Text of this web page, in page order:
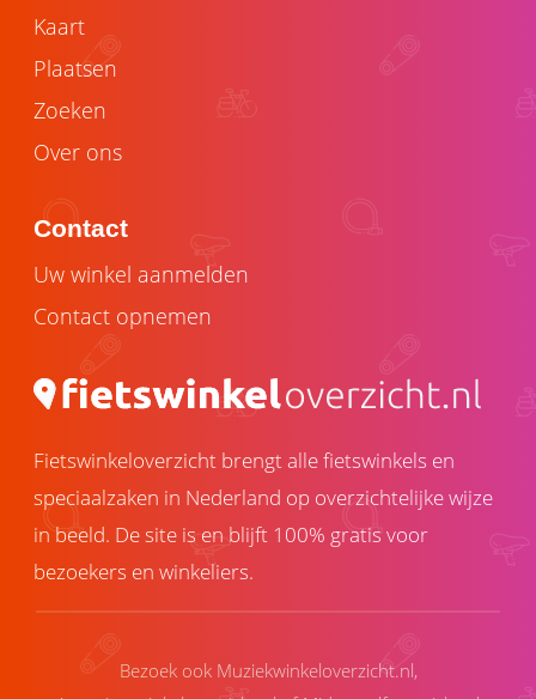
Kaart
Plaatsen
Zoeken
Over ons
Contact
Uw winkel aanmelden
Contact opnemen
Fietswinkeloverzicht brengt alle fietswinkels en
speciaalzaken in Nederland op overzichtelijke wijze
in beeld. De site is en blijft 100% gratis voor
bezoekers en winkeliers.
Bezoek ook Muziekwinkeloverzicht.nl,